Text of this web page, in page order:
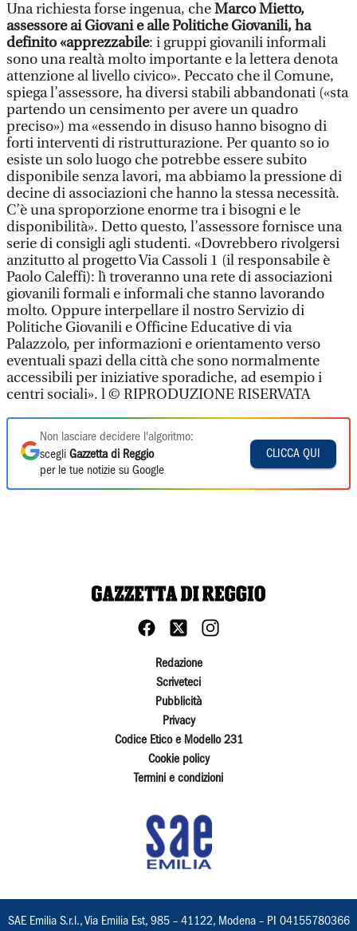
Una richiesta forse ingenua, cheMarco Mietto,
assessore ai Giovani e alle Politiche Giovanili, ha
definito «apprezzabile: i gruppi giovanili informali
sono una realtà molto importante e la lettera denota
attenzione al livello civico». Peccato che il Comune,
spiega l’assessore, ha diversi stabili abbandonati («sta
partendo un censimento per avere un quadro
preciso») ma «essendo in disuso hanno bisogno di
forti interventi di ristrutturazione. Per quanto so io
esiste un solo luogo che potrebbe essere subito
disponibile senza lavori, ma abbiamo la pressione di
decine di associazioni che hanno la stessa necessità.
C’è una sproporzione enorme tra i bisogni e le
disponibilità». Detto questo, l’assessore fornisce una
serie di consigli agli studenti. «Dovrebbero rivolgersi
anzitutto al progetto Via Cassoli 1 (il responsabile è
Paolo Caleffi): lì troveranno una rete di associazioni
giovanili formali e informali che stanno lavorando
molto. Oppure interpellare il nostro Servizio di
Politiche Giovanili e Officine Educative di via
Palazzolo, per informazioni e orientamento verso
eventuali spazi della città che sono normalmente
accessibili per iniziative sporadiche, ad esempio i
centri sociali». l © RIPRODUZIONE RISERVATA
Non lasciare decidere l'algoritmo:
scegli Gazzetta di Reggio
per le tue notizie su Google
CLICCA QUI
Redazione
Scriveteci
Pubblicità
Privacy
Codice Etico e Modello 231
Cookie policy
Termini e condizioni
SAE Emilia S.r.l., Via Emilia Est, 985 – 41122, Modena – PI 04155780366